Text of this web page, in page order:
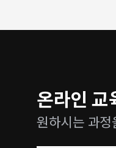
온라인 교
원하시는 과